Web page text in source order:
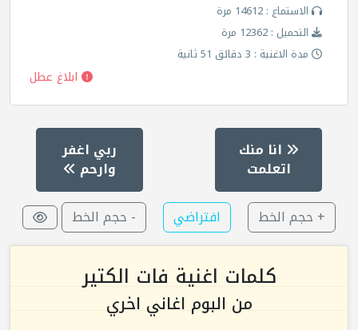
الاستماع : 14612 مرة
التحميل : 12362 مرة
مدة الاغنية : 3 دقائق 51 ثانية
ابلاغ عطل
انا منك
اتعلمت
ربي اغفر
وارحم
+ حجم الخط
افتراضي - حجم الخط
كلمات اغنية فات الكتير
من البوم اغاني اخري